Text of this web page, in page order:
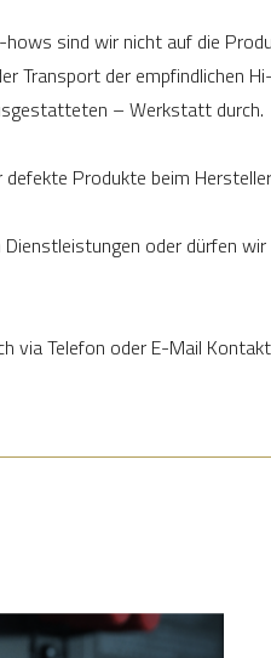
sind wir nicht auf die
Transport der empfindlichen
– Werkstatt durch.
Produkte beim
Dienstleistungen oder dürfen
via Telefon oder E-Mail